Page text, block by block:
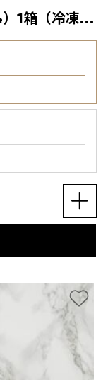
オマール海老のビスク（OB-24）1箱（冷凍食品）